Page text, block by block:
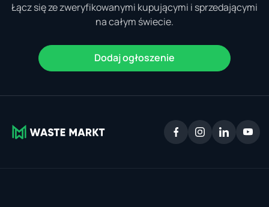
Łącz się ze zweryfikowanymi kupującymi i sprzedającymi
na całym świecie.
Dodaj ogłoszenie